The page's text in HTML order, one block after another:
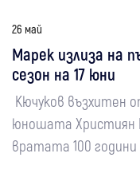
26 май
Марек излиза на
сезон на 17 юни
Кючуков възхитен
юношата Християн
вратата 100 години